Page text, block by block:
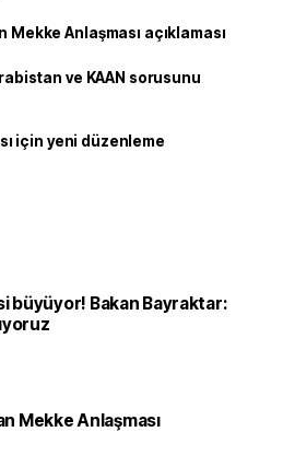
Mekke Anlaşması açıklaması
ve KAAN sorusunu
için yeni düzenleme
büyüyor! Bakan Bayraktar:
Mekke Anlaşması